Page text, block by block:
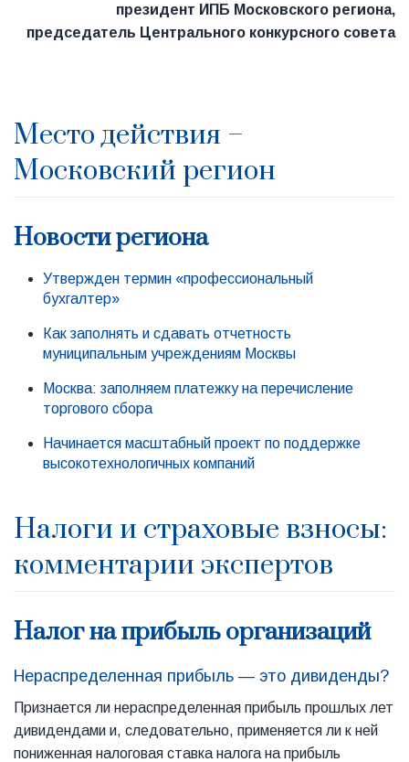
президент ИПБ Московского региона,
председатель Центрального конкурсного совета
Место действия –
Московский регион
Новости региона
Утвержден термин «профессиональный
бухгалтер»
Как заполнять и сдавать отчетность
муниципальным учреждениям Москвы
Москва: заполняем платежку на перечисление
торгового сбора
Начинается масштабный проект по поддержке
высокотехнологичных компаний
Налоги и страховые взносы:
комментарии экспертов
Налог на прибыль организаций
Нераспределенная прибыль — это дивиденды?
Признается ли нераспределенная прибыль прошлых лет
дивидендами и, следовательно, применяется ли к ней
пониженная налоговая ставка налога на прибыль